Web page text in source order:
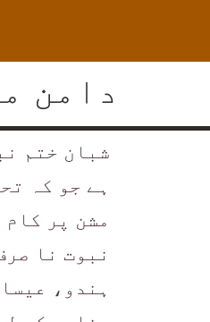
دامن
شبان ختم
ہے جو کہ
مشن پر
نبوت نا
ہندو،